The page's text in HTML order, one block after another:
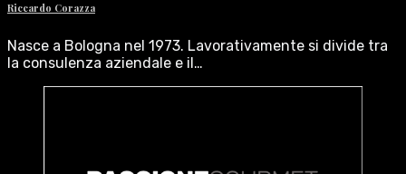
Riccardo Corazza
Nasce a Bologna nel 1973. Lavorativamente si divide tra
la consulenza aziendale e il…